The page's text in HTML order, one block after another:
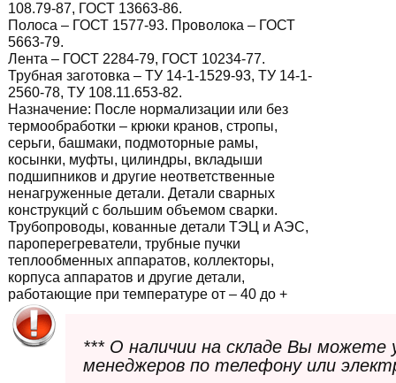
108.79-87, ГОСТ 13663-86.
Полоса – ГОСТ 1577-93. Проволока – ГОСТ
5663-79.
Лента – ГОСТ 2284-79, ГОСТ 10234-77.
Трубная заготовка – ТУ 14-1-1529-93, ТУ 14-1-
2560-78, ТУ 108.11.653-82.
Назначение: После нормализации или без
термообработки – крюки кранов, стропы,
серьги, башмаки, подмоторные рамы,
косынки, муфты, цилиндры, вкладыши
подшипников и другие неответственные
ненагруженные детали. Детали сварных
конструкций с большим объемом сварки.
Трубопроводы, кованные детали ТЭЦ и АЭС,
пароперегреватели, трубные пучки
теплообменных аппаратов, коллекторы,
корпуса аппаратов и другие детали,
работающие при температуре от – 40 до +
*** О наличии на складе Вы можете
менеджеров по телефону или